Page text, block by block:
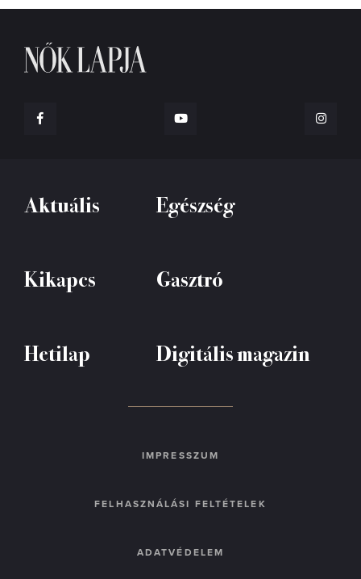
Aktuális Egészség
Kikapcs Gasztró
Hetilap Digitális magazin
IMPRESSZUM
FELHASZNÁLÁSI FELTÉTELEK
ADATVÉDELEM